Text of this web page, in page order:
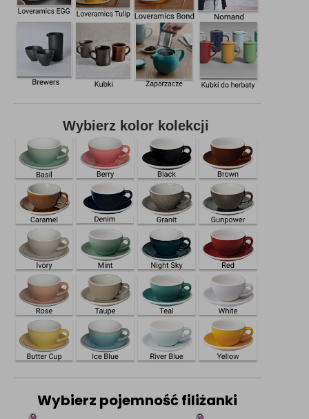
Wybierz kolor kolekcji
Wybierz pojemność filiżanki